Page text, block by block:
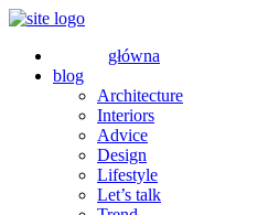
główna
blog
Architecture
Interiors
Advice
Design
Lifestyle
Let’s talk